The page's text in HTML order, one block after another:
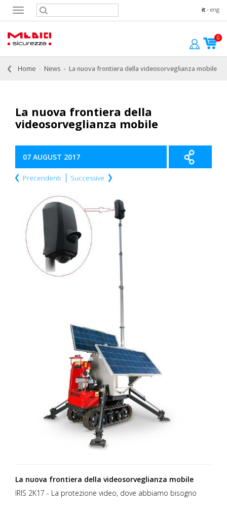
it - eng
Toggle
navigation
0
Home News La nuova frontiera della videosorveglianza mobile
La nuova frontiera della
videosorveglianza mobile
07 AUGUST 2017
Precendenti Successive
La nuova frontiera della videosorveglianza mobile
IRIS 2K17 - La protezione video, dove abbiamo bisogno